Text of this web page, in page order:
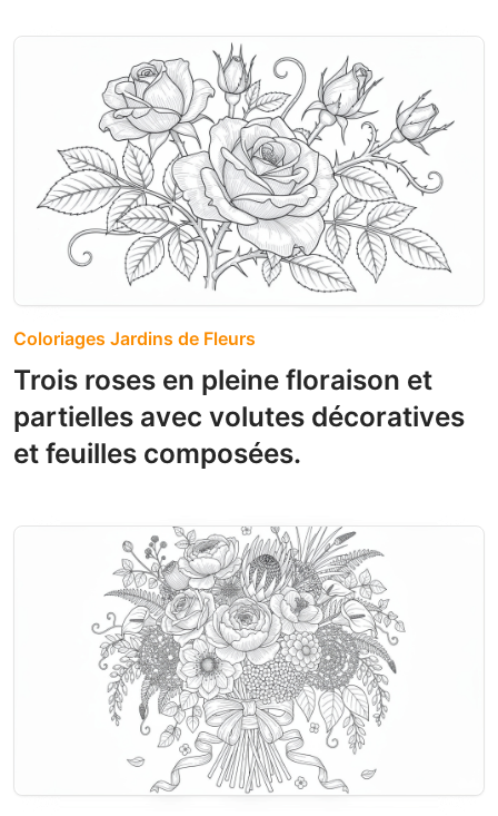
Coloriages Jardins de Fleurs
Trois roses en pleine floraison et
partielles avec volutes décoratives
et feuilles composées.